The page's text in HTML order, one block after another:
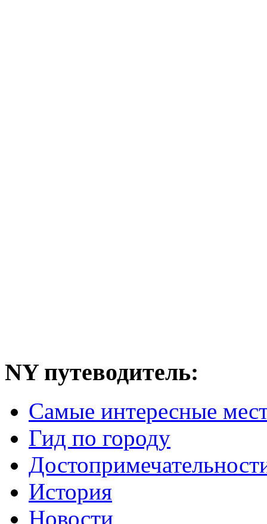
NY путеводитель:
Самые интересные
Гид по городу
История
Новости